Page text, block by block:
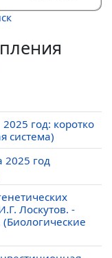
год: коротко
система)
2025 год
Лоскутов. -
(Биологические